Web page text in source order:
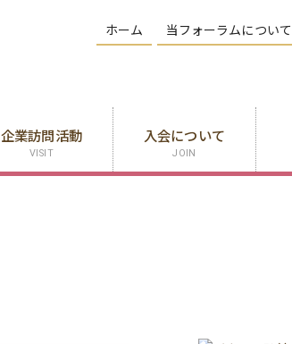
企業訪問活動
VISIT
入会について
JOIN
ホーム 当フォーラムについて